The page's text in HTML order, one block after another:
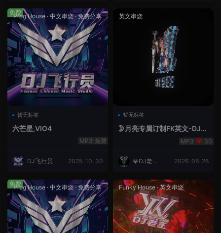
Prog House · 中文串烧·免费分享
暂无标签
六芒星,VIO4
免费
DJ飞行员 2025-10-30
免费 英文串烧
暂无标签
🌛月亮专属订制FK英文-DJ老
30
💎DJ老王
2026-06-28
Prog House · 中文串烧·免费分享
免费 Funky House ·英文串烧